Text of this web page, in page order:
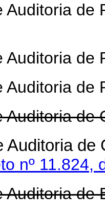
Auditoria de
Auditoria de
Auditoria de
Auditoria de
Auditoria
nº 11.824,
Auditoria de